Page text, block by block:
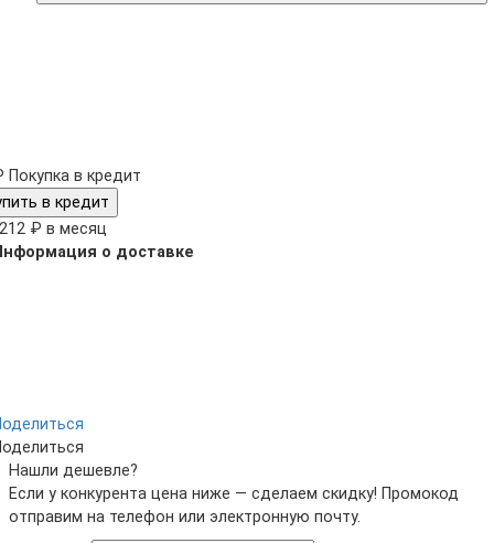
Покупка в кредит
в кредит
₽ в месяц
о доставке
Нашли дешевле?
Если у конкурента цена ниже — сделаем скидку! Промокод
отправим на телефон или электронную почту.